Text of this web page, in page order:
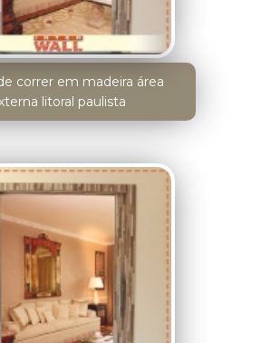
correr em madeira área
litoral paulista